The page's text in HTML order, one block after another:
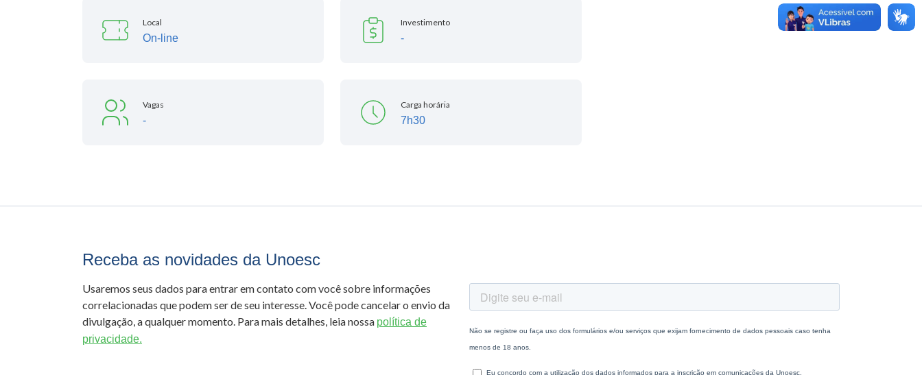
Local
On-line
Investimento
-
Vagas
-
Carga horária
7h30
Receba as novidades da Unoesc
Usaremos seus dados para entrar em contato com você sobre informações
correlacionadas que podem ser de seu interesse. Você pode cancelar o envio da
divulgação, a qualquer momento. Para mais detalhes, leia nossa política de
privacidade.